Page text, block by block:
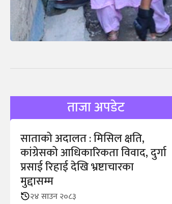
ताजा अपडेट
साताको अदालत : मिसिल क्षति,
कांग्रेसको आधिकारिकता विवाद, दुर्गा
प्रसाई रिहाई देखि भ्रष्टाचारका
मुद्दासम्म
२४ साउन २०८३